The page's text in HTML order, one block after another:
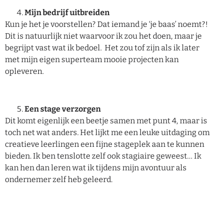
Mijn bedrijf uitbreiden
Kun je het je voorstellen? Dat iemand je ‘je baas’ noemt?!
Dit is natuurlijk niet waarvoor ik zou het doen, maar je
begrijpt vast wat ik bedoel. Het zou tof zijn als ik later
met mijn eigen superteam mooie projecten kan
opleveren.
Een stage verzorgen
Dit komt eigenlijk een beetje samen met punt 4, maar is
toch net wat anders. Het lijkt me een leuke uitdaging om
creatieve leerlingen een fijne stageplek aan te kunnen
bieden. Ik ben tenslotte zelf ook stagiaire geweest… Ik
kan hen dan leren wat ik tijdens mijn avontuur als
ondernemer zelf heb geleerd.